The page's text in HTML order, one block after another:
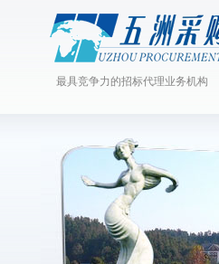
最具竞争力的招标代理业务机构